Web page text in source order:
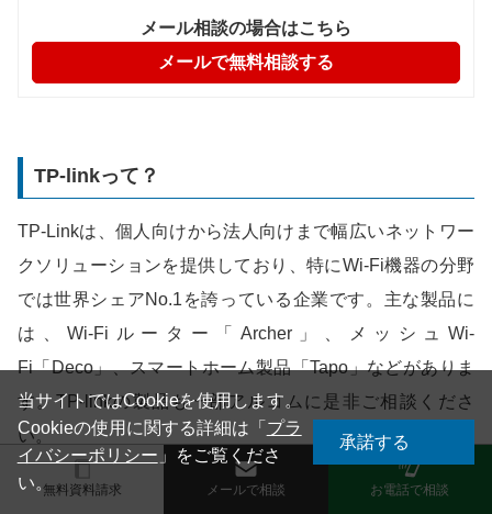
メール相談の場合はこちら
メールで無料相談する
TP-linkって？
TP-Linkは、個人向けから法人向けまで幅広いネットワー
クソリューションを提供しており、特にWi-Fi機器の分野
では世界シェアNo.1を誇っている企業です。主な製品に
は、Wi-Fiルーター「Archer」、メッシュWi-
Fi「Deco」、スマートホーム製品「Tapo」などがありま
す。TP-linkの製品も一部アルコムに是非ご相談くださ
い。
無料資料請求 メールで相談 お電話で相談
当サイトではCookieを使用します。
Cookieの使用に関する詳細は「 プラ
イバシーポリシー 」をご覧くださ
い。
承諾する